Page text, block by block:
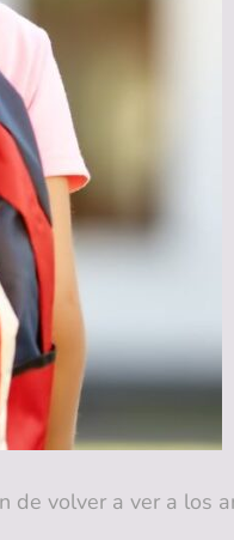
de volver a ver a los